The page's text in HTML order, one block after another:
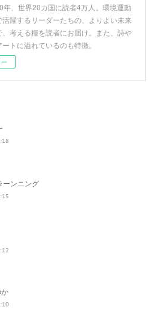
年、世界20カ国に読者4万人。環境運動
活躍するリーダーたちの、よりよい未来
、考える糧を読者にお届け。また、詩や
トに溢れているのも特徴。
ーンニング